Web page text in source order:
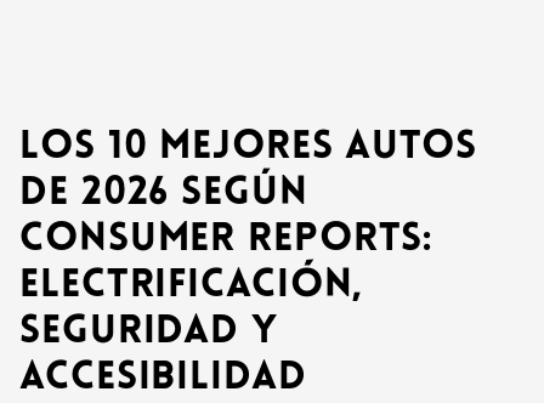
Los 10 mejores autos
de 2026 según
Consumer Reports:
electrificación,
seguridad y
accesibilidad